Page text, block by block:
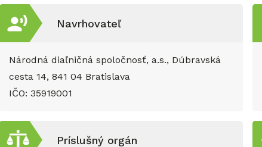
Navrhovateľ
Národná diaľničná spoločnosť, a.s., Dúbravská
cesta 14, 841 04 Bratislava
IČO: 35919001
Príslušný orgán